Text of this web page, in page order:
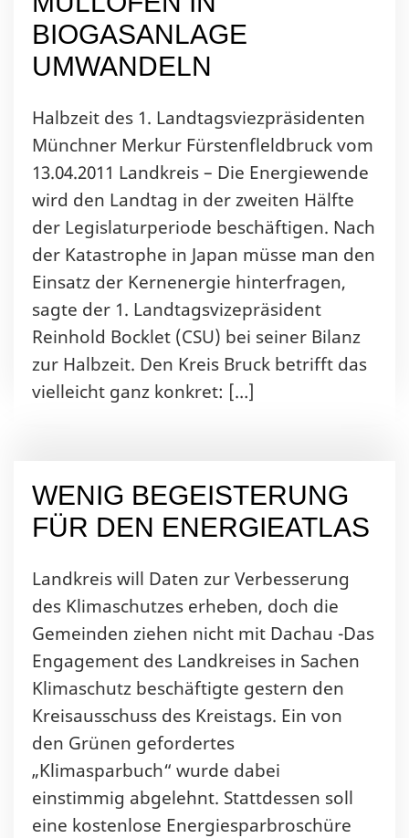
BIOGASANLAGE
UMWANDELN
Halbzeit des 1. Landtagsviezpräsidenten
Münchner Merkur Fürstenfleldbruck vom
13.04.2011 Landkreis – Die Energiewende
wird den Landtag in der zweiten Hälfte
der Legislaturperiode beschäftigen. Nach
der Katastrophe in Japan müsse man den
Einsatz der Kernenergie hinterfragen,
sagte der 1. Landtagsvizepräsident
Reinhold Bocklet (CSU) bei seiner Bilanz
zur Halbzeit. Den Kreis Bruck betrifft das
vielleicht ganz konkret: […]
WENIG BEGEISTERUNG
FÜR DEN ENERGIEATLAS
Landkreis will Daten zur Verbesserung
des Klimaschutzes erheben, doch die
Gemeinden ziehen nicht mit Dachau -Das
Engagement des Landkreises in Sachen
Klimaschutz beschäftigte gestern den
Kreisausschuss des Kreistags. Ein von
den Grünen gefordertes
„Klimasparbuch“ wurde dabei
einstimmig abgelehnt. Stattdessen soll
eine kostenlose Energiesparbroschüre